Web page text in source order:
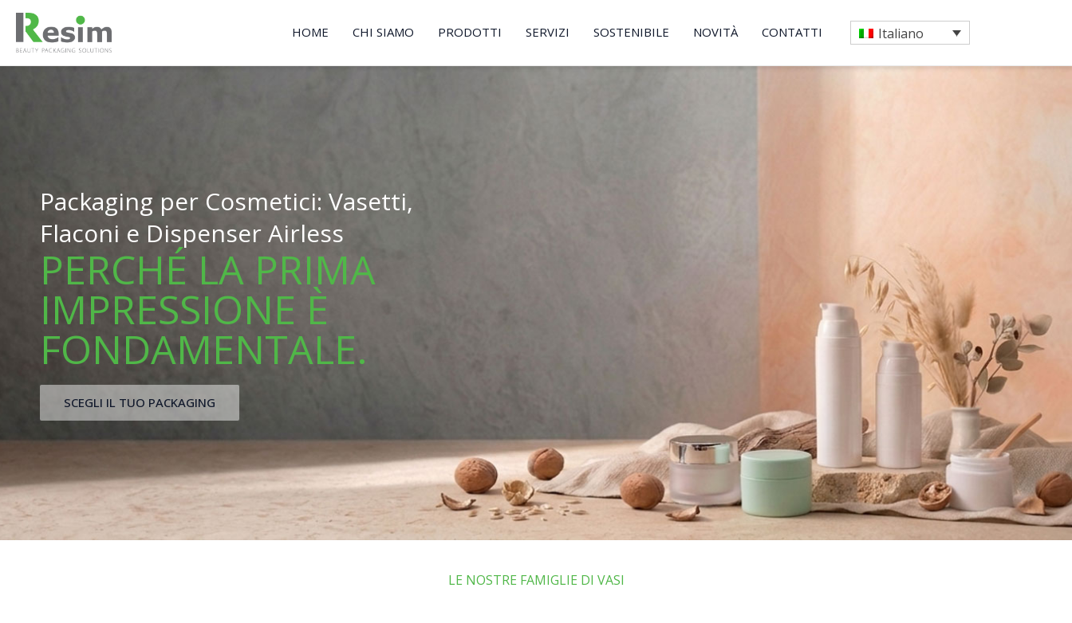
Vai
contenuto
HOME CHI SIAMO PRODOTTI SERVIZI SOSTENIBILE NOVITÀ CONTATTI Italiano
Packaging per Cosmetici: Vasetti,
Flaconi e Dispenser Airless
PERCHÉ LA PRIMA
IMPRESSIONE È
FONDAMENTALE.
SCEGLI IL TUO PACKAGING
LE NOSTRE FAMIGLIE DI VASI